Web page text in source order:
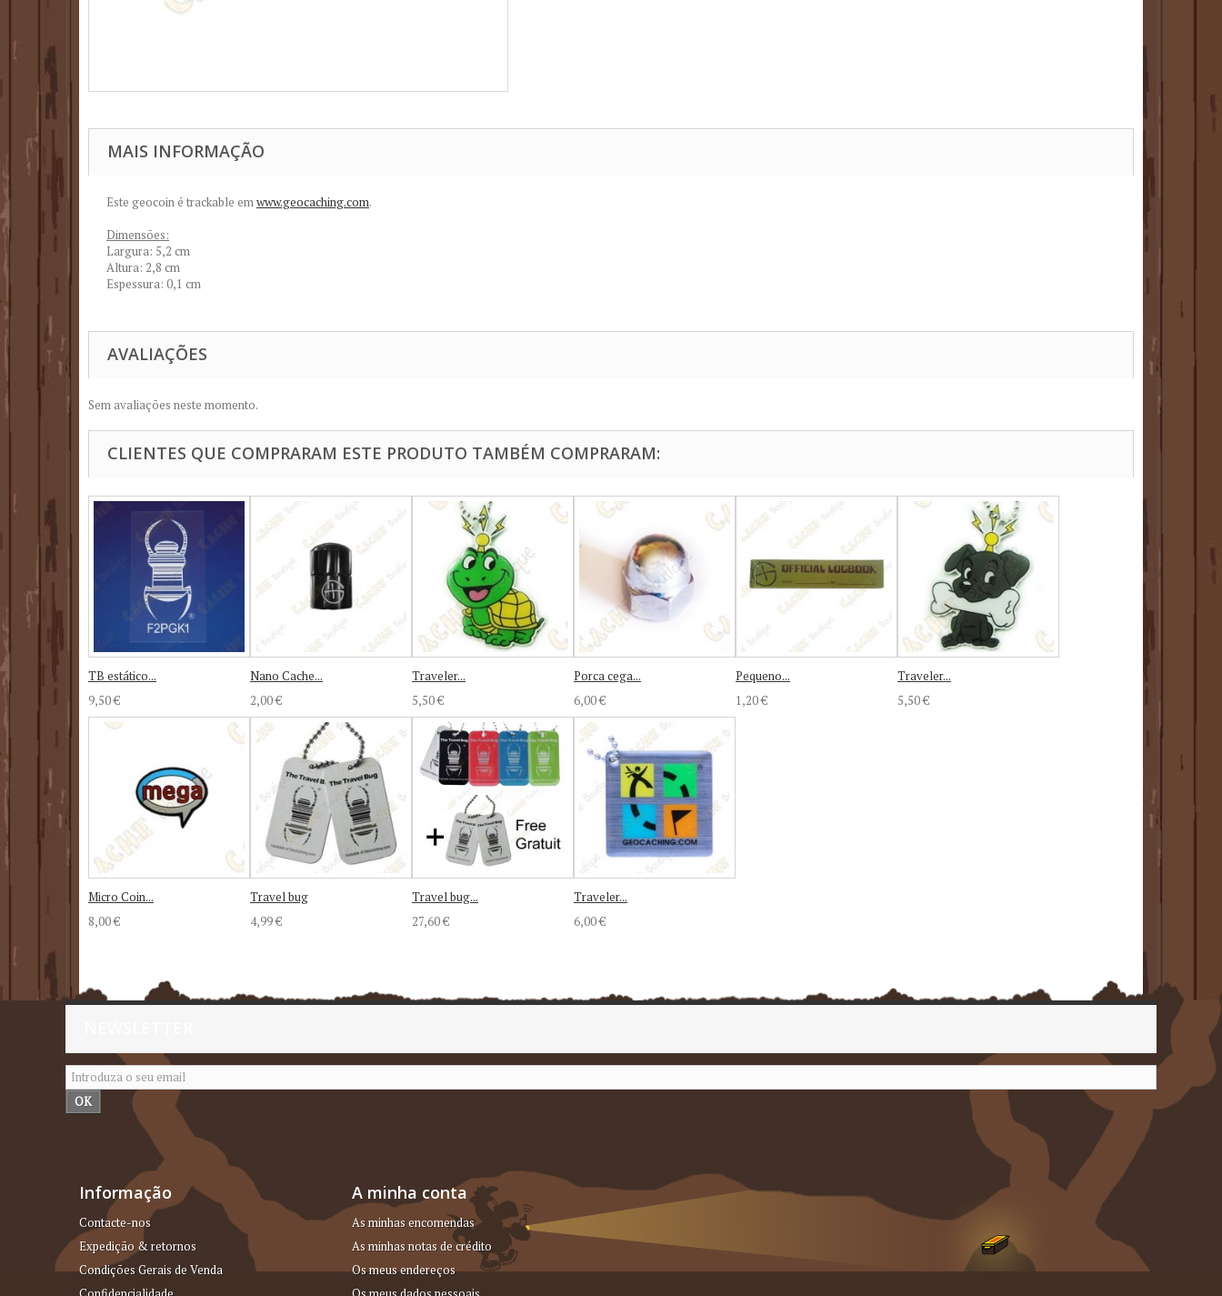
MAIS INFORMAÇÃO
Este geocoin é trackable emwww.geocaching.com.
Dimensões:
Largura: 5,2 cm
Altura: 2,8 cm
Espessura: 0,1 cm
AVALIAÇÕES
Sem avaliações neste momento.
CLIENTES QUE COMPRARAM ESTE PRODUTO TAMBÉM COMPRARAM:
TB estático...
9,50 €
Nano Cache...
2,00 €
Traveler...
5,50 €
Porca cega...
6,00 €
Pequeno...
1,20 €
Traveler...
5,50 €
Micro Coin...
8,00 €
Travel bug
4,99 €
Travel bug...
27,60 €
Traveler...
6,00 €
OK
Informação
Contacte-nos
Expedição & retornos
Condições Gerais de Venda
A minha conta
As minhas encomendas
As minhas notas de crédito
Os meus endereços